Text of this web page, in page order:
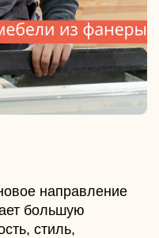
направление
большую
стиль,